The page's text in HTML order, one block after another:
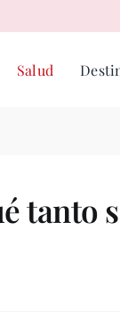
Salud
tanto